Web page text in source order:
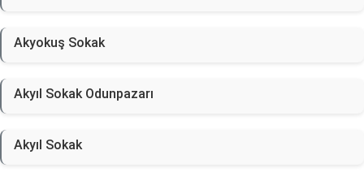
Akyokuş Sokak
Akyıl Sokak Odunpazarı
Akyıl Sokak